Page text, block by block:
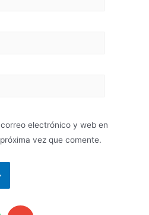
electrónico y web en
vez que comente.